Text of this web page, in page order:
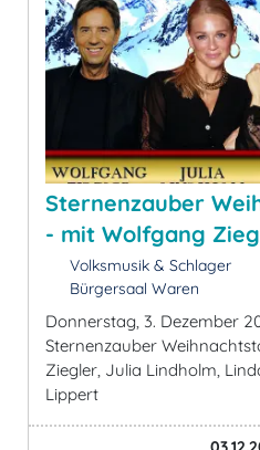
Sternenzauber
- mit Wolfgang
Volksmusik & Schlager
Bürgersaal Waren
Donnerstag, 3. Dezember
Sternenzauber
Ziegler, Julia Lindholm,
Lippert